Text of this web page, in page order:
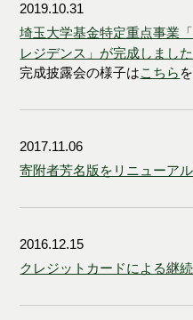
2019.10.31
埼玉大学基金特定重点事業
レジデンス」が完成しました
完成披露会の様子はこちら
2017.11.06
寄附者芳名版をリニューア
2016.12.15
クレジットカードによる継